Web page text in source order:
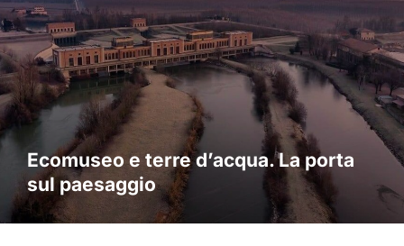
Ecomuseo e terre d’acqua. La porta
sul paesaggio